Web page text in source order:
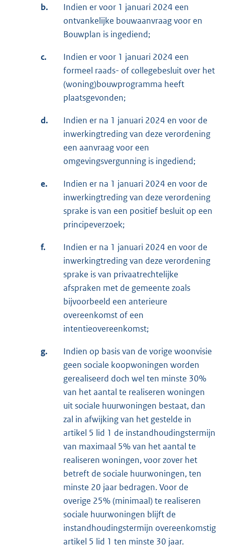
b.
Indien er voor 1 januari 2024 een
ontvankelijke bouwaanvraag voor en
Bouwplan is ingediend;
c.
Indien er voor 1 januari 2024 een
formeel raads- of collegebesluit over het
(woning)bouwprogramma heeft
plaatsgevonden;
d.
Indien er na 1 januari 2024 en voor de
inwerkingtreding van deze verordening
een aanvraag voor een
omgevingsvergunning is ingediend;
e.
Indien er na 1 januari 2024 en voor de
inwerkingtreding van deze verordening
sprake is van een positief besluit op een
principeverzoek;
f.
Indien er na 1 januari 2024 en voor de
inwerkingtreding van deze verordening
sprake is van privaatrechtelijke
afspraken met de gemeente zoals
bijvoorbeeld een anterieure
overeenkomst of een
intentieovereenkomst;
g.
Indien op basis van de vorige woonvisie
geen sociale koopwoningen worden
gerealiseerd doch wel ten minste 30%
van het aantal te realiseren woningen
uit sociale huurwoningen bestaat, dan
zal in afwijking van het gestelde in
artikel 5 lid 1 de instandhoudingstermijn
van maximaal 5% van het aantal te
realiseren woningen, voor zover het
betreft de sociale huurwoningen, ten
minste 20 jaar bedragen. Voor de
overige 25% (minimaal) te realiseren
sociale huurwoningen blijft de
instandhoudingstermijn overeenkomstig
artikel 5 lid 1 ten minste 30 jaar.